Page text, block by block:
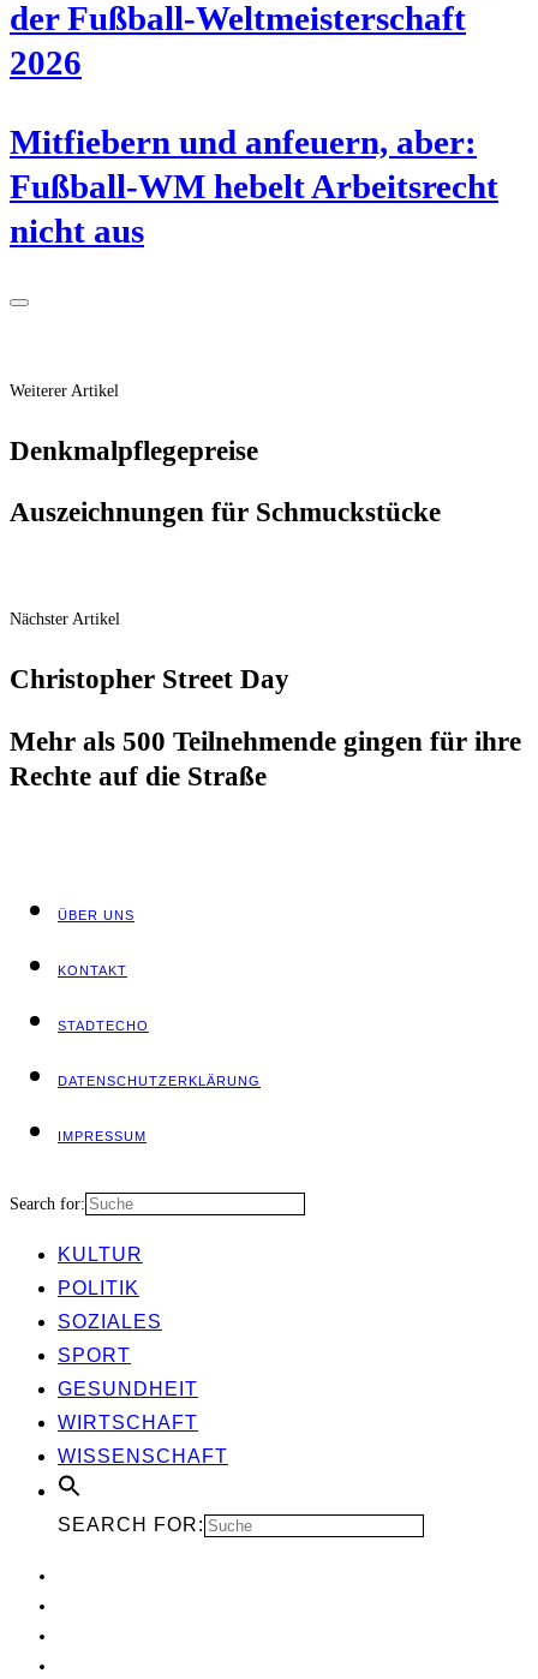
der Fuß­ball-Welt­meis­ter­schaft
2026
Mit­fie­bern und anfeu­ern, aber:
Fuß­ball-WM hebelt Arbeits­recht
nicht aus
Weiterer Artikel
Denk­mal­pfle­ge­prei­se
Aus­zeich­nun­gen für Schmuckstücke
Nächster Artikel
Chris­to­pher Street Day
Mehr als 500 Teil­neh­men­de gin­gen für ihre
Rech­te auf die Straße
ÜBER UNS
KON­TAKT
STADT­ECHO
DATEN­SCHUTZ­ER­KLÄ­RUNG
IMPRES­SUM
Search for:
KUL­TUR
POLI­TIK
SOZIA­LES
SPORT
GESUND­HEIT
WIRT­SCHAFT
WIS­SEN­SCHAFT
SEARCH FOR: